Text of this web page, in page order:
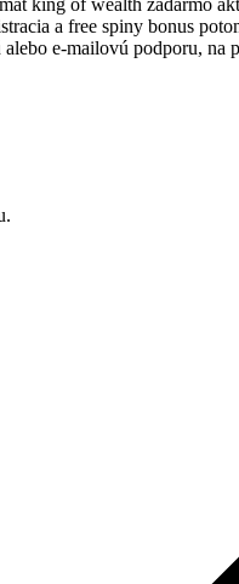
a free spiny bonus
e-mailovú podporu, na